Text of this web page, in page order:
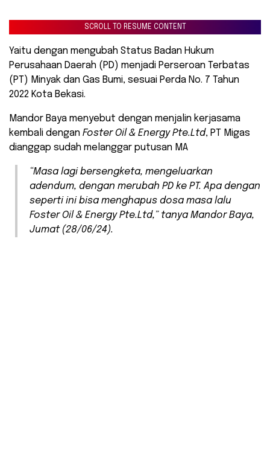
SCROLL TO RESUME CONTENT
Yaitu dengan mengubah Status Badan Hukum
Perusahaan Daerah (PD) menjadi Perseroan Terbatas
(PT) Minyak dan Gas Bumi, sesuai Perda No. 7 Tahun
2022 Kota Bekasi.
Mandor Baya menyebut dengan menjalin kerjasama
kembali dengan Foster Oil & Energy Pte.Ltd, PT Migas
dianggap sudah melanggar putusan MA
“Masa lagi bersengketa, mengeluarkan
adendum, dengan merubah PD ke PT. Apa dengan
seperti ini bisa menghapus dosa masa lalu
Foster Oil & Energy Pte.Ltd,” tanya Mandor Baya,
Jumat (28/06/24).